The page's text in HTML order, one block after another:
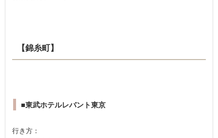
【錦糸町】
■東武ホテルレバント東京
行き方：